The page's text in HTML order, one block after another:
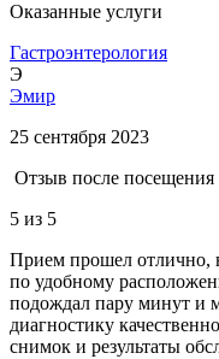
Оказанные услуги
Гастроэнтерология
Э
Эмир
25 сентября 2023
Отзыв после посещения
5 из 5
Прием прошел отлично,
по удобному
подождал пару минут и
диагностику
снимок и результаты